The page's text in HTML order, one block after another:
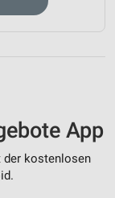
App
kostenlosen